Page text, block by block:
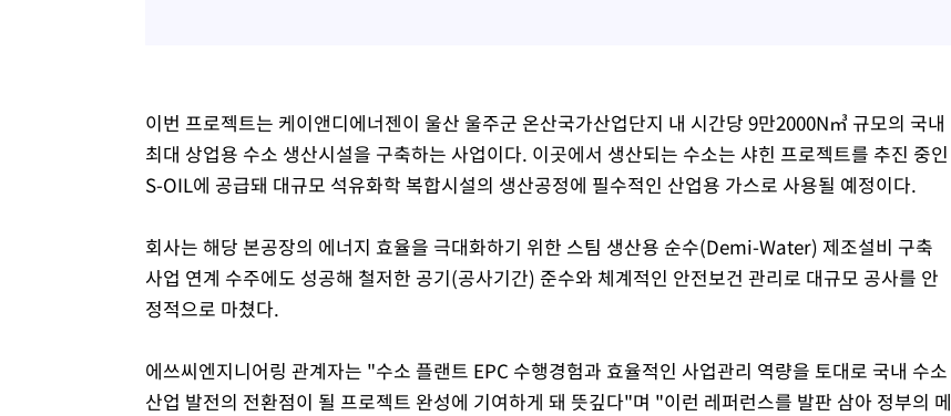
이번 프로젝트는 케이앤디에너젠이 울산 울주군 온산국가산업단지 내 시간당 9만2000N㎥ 규모의 국내
최대 상업용 수소 생산시설을 구축하는 사업이다. 이곳에서 생산되는 수소는 샤힌 프로젝트를 추진 중인
S-OIL에 공급돼 대규모 석유화학 복합시설의 생산공정에 필수적인 산업용 가스로 사용될 예정이다.
회사는 해당 본공장의 에너지 효율을 극대화하기 위한 스팀 생산용 순수(Demi-Water) 제조설비 구축
사업 연계 수주에도 성공해 철저한 공기(공사기간) 준수와 체계적인 안전보건 관리로 대규모 공사를 안
정적으로 마쳤다.
에쓰씨엔지니어링 관계자는 "수소 플랜트 EPC 수행경험과 효율적인 사업관리 역량을 토대로 국내 수소
산업 발전의 전환점이 될 프로젝트 완성에 기여하게 돼 뜻깊다"며 "이런 레퍼런스를 발판 삼아 정부의 메